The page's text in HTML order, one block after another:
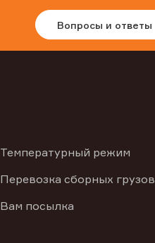
Вопросы и ответы
Температурный режим
Перевозка сборных грузов
Вам посылка